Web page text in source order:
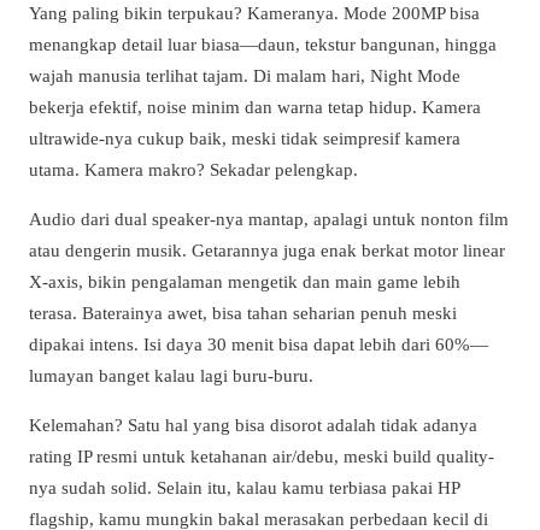
Yang paling bikin terpukau? Kameranya. Mode 200MP bisa
menangkap detail luar biasa—daun, tekstur bangunan, hingga
wajah manusia terlihat tajam. Di malam hari, Night Mode
bekerja efektif, noise minim dan warna tetap hidup. Kamera
ultrawide-nya cukup baik, meski tidak seimpresif kamera
utama. Kamera makro? Sekadar pelengkap.
Audio dari dual speaker-nya mantap, apalagi untuk nonton film
atau dengerin musik. Getarannya juga enak berkat motor linear
X-axis, bikin pengalaman mengetik dan main game lebih
terasa. Baterainya awet, bisa tahan seharian penuh meski
dipakai intens. Isi daya 30 menit bisa dapat lebih dari 60%—
lumayan banget kalau lagi buru-buru.
Kelemahan? Satu hal yang bisa disorot adalah tidak adanya
rating IP resmi untuk ketahanan air/debu, meski build quality-
nya sudah solid. Selain itu, kalau kamu terbiasa pakai HP
flagship, kamu mungkin bakal merasakan perbedaan kecil di